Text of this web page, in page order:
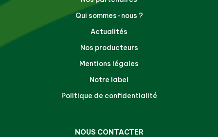
Qui sommes-nous ?
Actualités
Nos producteurs
Mentions légales
Notre label
Politique de confidentialité
NOUS CONTACTER